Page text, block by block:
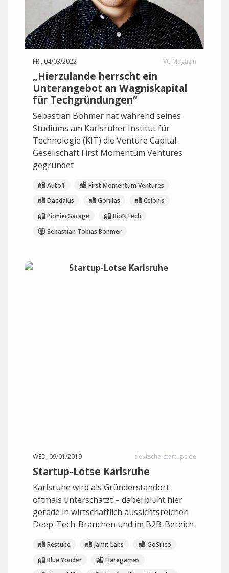
FRI, 04/03/2022 VC Magazin
„Hierzulande herrscht ein
Unterangebot an Wagniskapital
für Techgründungen“
Sebastian Böhmer hat während seines
Studiums am Karlsruher Institut für
Technologie (KIT) die Venture Capital-
Gesellschaft First Momentum Ventures
gegründet
Auto1
First Momentum Ventures
Daedalus
Gorillas
Celonis
PionierGarage
BioNTech
Sebastian Tobias Böhmer
WED, 09/01/2019 deutsche-startups.de
Startup-Lotse Karlsruhe
Karlsruhe wird als Gründerstandort
oftmals unterschätzt – dabei blüht hier
gerade in wirtschaftlich aussichtsreichen
Deep-Tech-Branchen und im B2B-Bereich
Restube Jamit Labs
GoSilico
Blue Yonder
Flaregames